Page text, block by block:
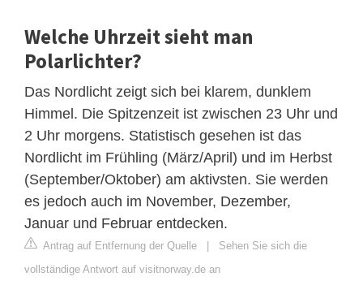
Welche Uhrzeit sieht man
Polarlichter?
Das Nordlicht zeigt sich bei klarem, dunklem
Himmel. Die Spitzenzeit ist zwischen 23 Uhr und
2 Uhr morgens. Statistisch gesehen ist das
Nordlicht im Frühling (März/April) und im Herbst
(September/Oktober) am aktivsten. Sie werden
es jedoch auch im November, Dezember,
Januar und Februar entdecken.
Antrag auf Entfernung der Quelle
Sehen Sie sich die
vollständige Antwort auf visitnorway.de an